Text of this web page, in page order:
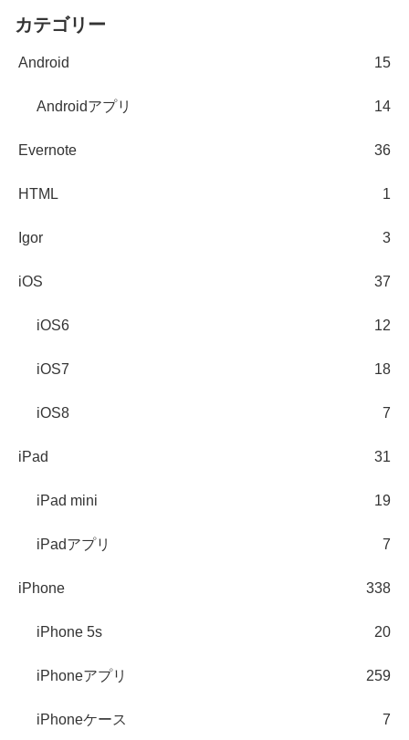
カテゴリー
Android 15
Androidアプリ 14
Evernote 36
HTML 1
Igor 3
iOS 37
iOS6 12
iOS7 18
iOS8 7
iPad 31
iPad mini 19
iPadアプリ 7
iPhone 338
iPhone 5s 20
iPhoneアプリ 259
iPhoneケース 7